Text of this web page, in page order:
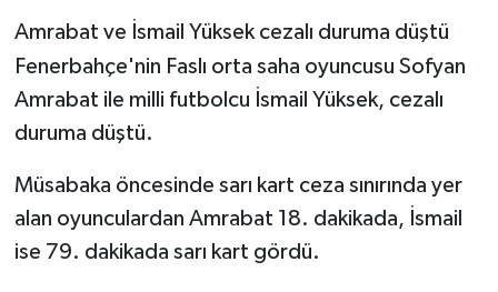
Amrabat ve İsmail Yüksek cezalı duruma düştü
Fenerbahçe'nin Faslı orta saha oyuncusu Sofyan
Amrabat ile milli futbolcu İsmail Yüksek, cezalı
duruma düştü.
Müsabaka öncesinde sarı kart ceza sınırında yer
alan oyunculardan Amrabat 18. dakikada, İsmail
ise 79. dakikada sarı kart gördü.